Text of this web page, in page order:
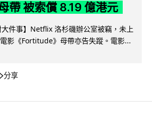
帶 被索償 8.19 億港元
大件事】Netflix 洛杉磯辦公室被竊，未上
影《Fortitude》母帶亦告失蹤。電影...
分享